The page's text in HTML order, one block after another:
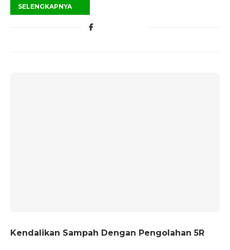
SELENGKAPNYA
Kendalikan Sampah Dengan Pengolahan 5R